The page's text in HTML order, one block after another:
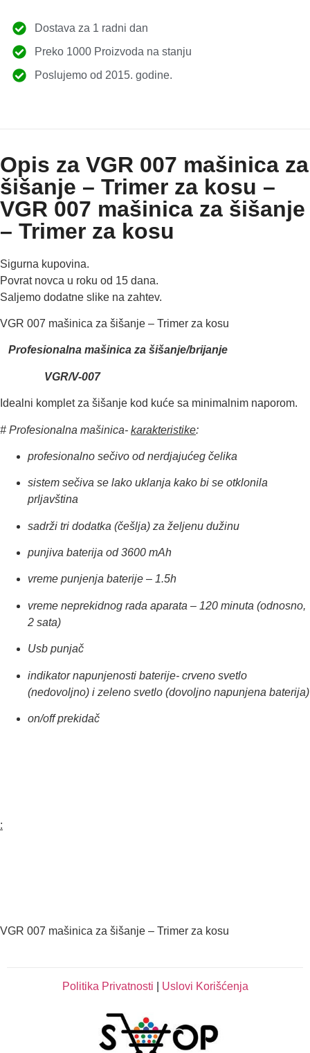
Dostava za 1 radni dan
Preko 1000 Proizvoda na stanju
Poslujemo od 2015. godine.
Opis za VGR 007 mašinica za
šišanje – Trimer za kosu –
VGR 007 mašinica za šišanje
– Trimer za kosu
Sigurna kupovina.
Povrat novca u roku od 15 dana.
Saljemo dodatne slike na zahtev.
VGR 007 mašinica za šišanje – Trimer za kosu
Profesionalna mašinica za šišanje/brijanje
VGR/V-007
Idealni komplet za šišanje kod kuće sa minimalnim naporom.
# Profesionalna mašinica- karakteristike:
profesionalno sečivo od nerdjajućeg čelika
sistem sečiva se lako uklanja kako bi se otklonila
prljavština
​sadrži tri dodatka (češlja) za željenu dužinu
​punjiva baterija od 3600 mAh
​vreme punjenja baterije – 1.5h
​vreme neprekidnog rada aparata – 120 minuta (odnosno,
2 sata)
​Usb punjač
​indikator napunjenosti baterije- crveno svetlo
(nedovoljno) i zeleno svetlo (dovoljno napunjena baterija)
​on/off prekidač
:
VGR 007 mašinica za šišanje – Trimer za kosu
Politika Privatnosti Uslovi Korišćenja